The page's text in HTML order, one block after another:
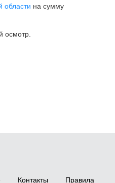
области на сумму
осмотр.
Контакты Правила